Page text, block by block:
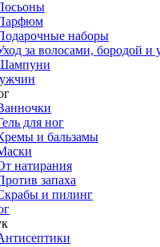
наборы
за волосами, бородой и
для ног
и бальзамы
натирания
запаха
и пилинг